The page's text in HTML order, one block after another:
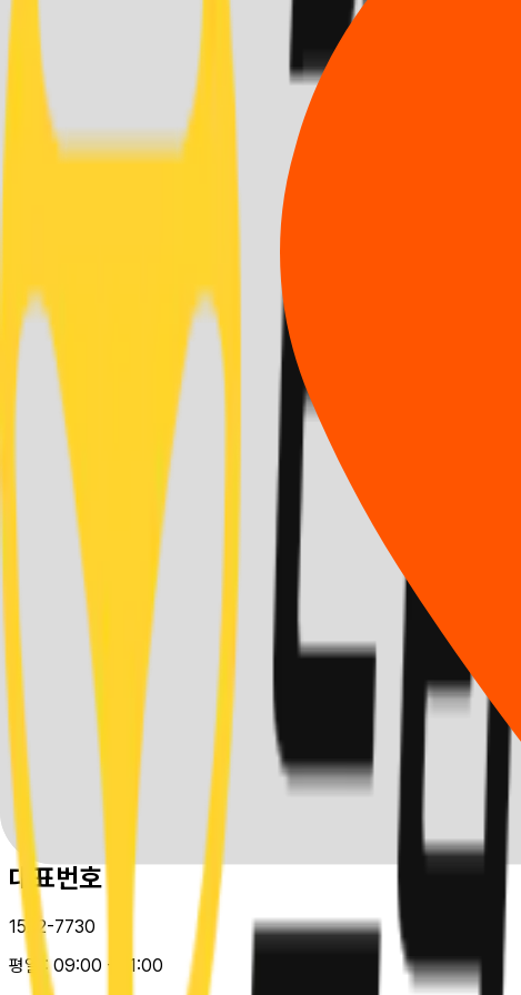
시/도 선택 시/군/구 선택
시/도 선택 시/군/구 선택
개의 지점 이 검색되었어요.
모두보기
지점 데이터가 없습니다.
개인정보처리방침
(주)드라이빙존 운전면허
이영은
서울특별시 강남구 테헤란로114길 26 두원빌딩 2층, 202호
사업자등록번호 :
486-88-00482
e-mail :
help@drivingzone.co.kr
Copyright 2025. 드라이빙존 운전면허 Inc.
all rights reserved.
대표번호
1522-7730
평일 :09:00 - 21:00